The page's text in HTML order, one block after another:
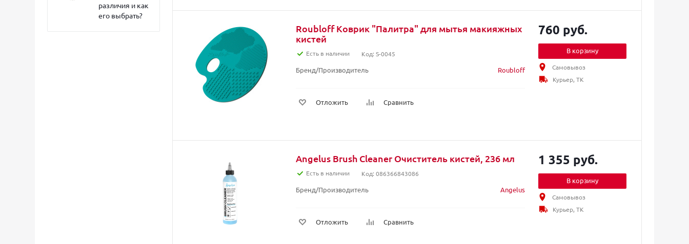
различия и как
его выбрать?
Roubloff Коврик "Палитра" для мытья макияжных
кистей
Есть в наличии Код: S-0045
Бренд/Производитель Roubloff
Отложить Сравнить
760 руб.
В корзину
Самовывоз
Курьер, ТК
Angelus Brush Cleaner Очиститель кистей, 236 мл
Есть в наличии Код: 086366843086
Бренд/Производитель Angelus
Отложить Сравнить
1 355 руб.
В корзину
Самовывоз
Курьер, ТК